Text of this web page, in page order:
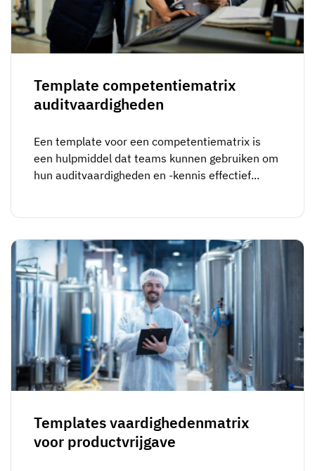
Template competentiematrix
auditvaardigheden
Een template voor een competentiematrix is
een hulpmiddel dat teams kunnen gebruiken om
hun auditvaardigheden en -kennis effectief...
Templates vaardighedenmatrix
voor productvrijgave